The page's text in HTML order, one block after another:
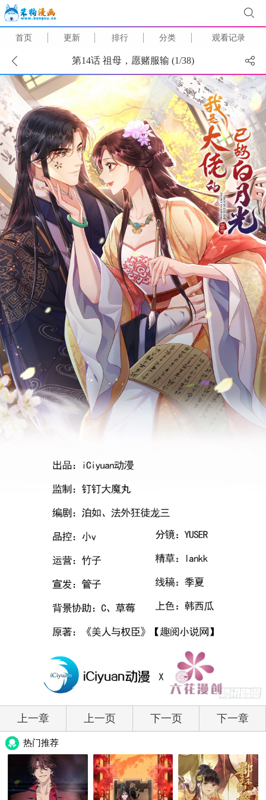
首页 更新 排行 分类 观看记录
第14话 祖母，愿赌服输 (1/38)
上一章 上一页 下一页 下一章
热门推荐